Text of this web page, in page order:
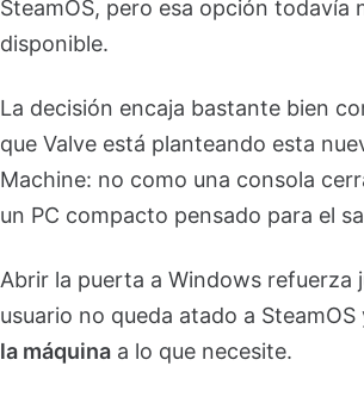
SteamOS, pero esa opción todavía
disponible.
La decisión encaja bastante bien
que Valve está planteando esta
Machine: no como una consola
un PC compacto pensado para el
Abrir la puerta a Windows refuerza
usuario no queda atado a SteamOS
la máquina a lo que necesite.